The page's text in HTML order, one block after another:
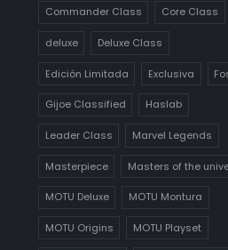
Commander Class Core Class
deluxe Deluxe Class
Edición Limitada Exclusiva
Gijoe Classified Haslab
Leader Class Marvel Legends
Masterpiece Masters of the
MOTU Deluxe MOTU Montura
MOTU Origins MOTU Playset